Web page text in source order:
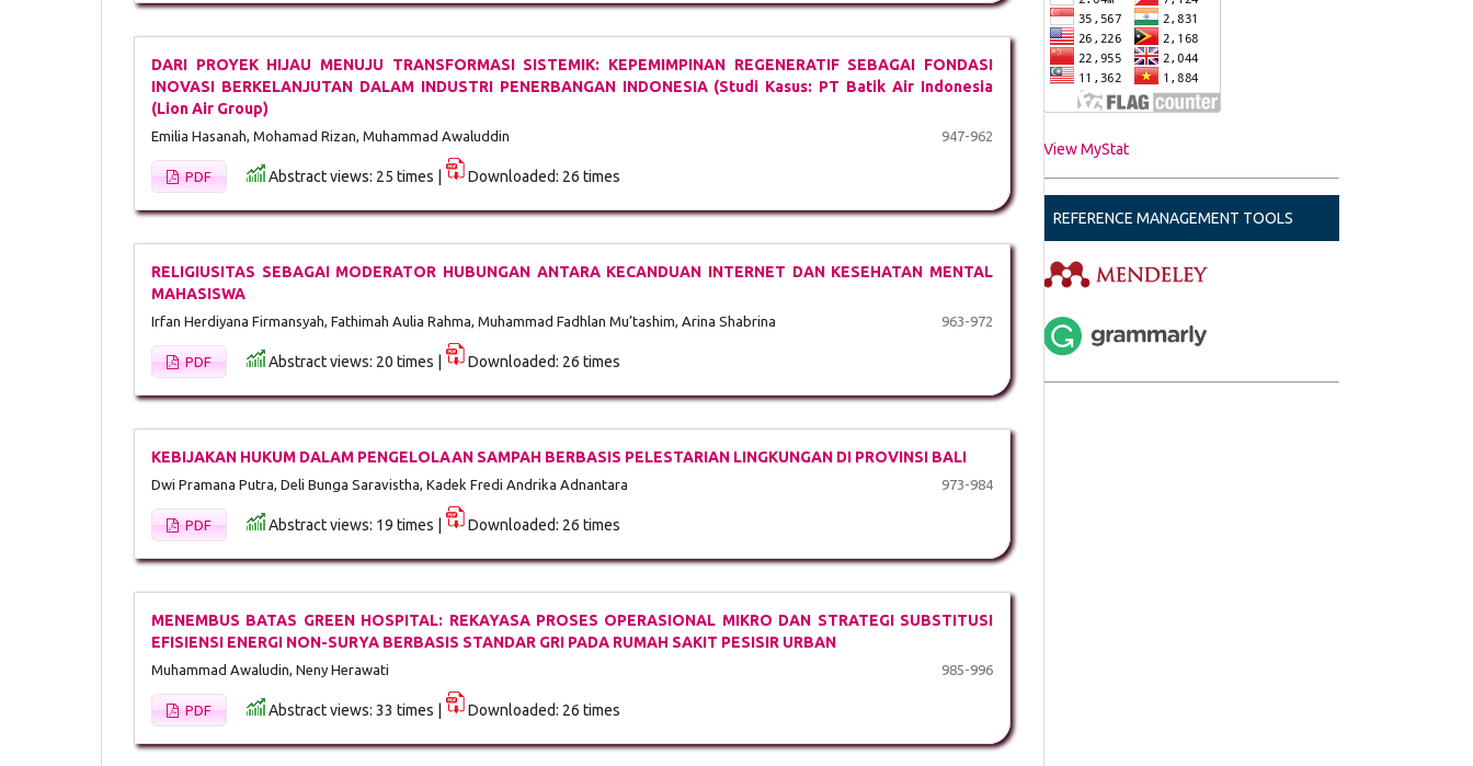
DARI PROYEK HIJAU MENUJU TRANSFORMASI SISTEMIK: KEPEMIMPINAN REGENERATIF SEBAGAI FONDASI
INOVASI BERKELANJUTAN DALAM INDUSTRI PENERBANGAN INDONESIA (Studi Kasus: PT Batik Air Indonesia
(Lion Air Group)
Emilia Hasanah, Mohamad Rizan, Muhammad Awaluddin 947-962
PDF Abstract views: 25 times | Downloaded: 26 times
RELIGIUSITAS SEBAGAI MODERATOR HUBUNGAN ANTARA KECANDUAN INTERNET DAN KESEHATAN MENTAL
MAHASISWA
Irfan Herdiyana Firmansyah, Fathimah Aulia Rahma, Muhammad Fadhlan Mu’tashim, Arina Shabrina 963-972
PDF Abstract views: 20 times | Downloaded: 26 times
KEBIJAKAN HUKUM DALAM PENGELOLAAN SAMPAH BERBASIS PELESTARIAN LINGKUNGAN DI PROVINSI BALI
Dwi Pramana Putra, Deli Bunga Saravistha, Kadek Fredi Andrika Adnantara 973-984
PDF Abstract views: 19 times | Downloaded: 26 times
MENEMBUS BATAS GREEN HOSPITAL: REKAYASA PROSES OPERASIONAL MIKRO DAN STRATEGI SUBSTITUSI
EFISIENSI ENERGI NON-SURYA BERBASIS STANDAR GRI PADA RUMAH SAKIT PESISIR URBAN
Muhammad Awaludin, Neny Herawati 985-996
PDF Abstract views: 33 times | Downloaded: 26 times
View MyStat
REFERENCE MANAGEMENT TOOLS